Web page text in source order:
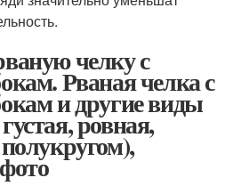
челку с
Рваная челка с
и другие виды
ровная,